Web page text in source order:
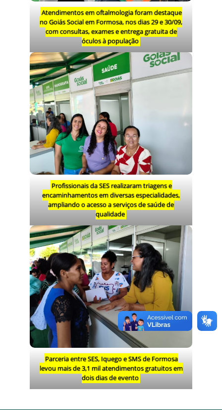
Atendimentos em oftalmologia foram destaque
no Goiás Social em Formosa, nos dias 29 e 30/09,
com consultas, exames e entrega gratuita de
óculos à população
Profissionais da SES realizaram triagens e
encaminhamentos em diversas especialidades,
ampliando o acesso a serviços de saúde de
qualidade
Parceria entre SES, Iquego e SMS de Formosa
levou mais de 3,1 mil atendimentos gratuitos em
dois dias de evento